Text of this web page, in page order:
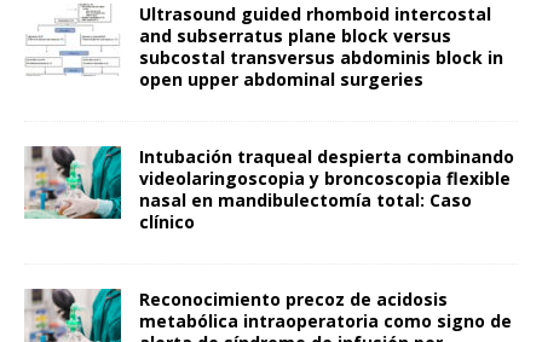
Ultrasound guided rhomboid intercostal
and subserratus plane block versus
subcostal transversus abdominis block in
open upper abdominal surgeries
Intubación traqueal despierta combinando
videolaringoscopia y broncoscopia flexible
nasal en mandibulectomía total: Caso
clínico
Reconocimiento precoz de acidosis
metabólica intraoperatoria como signo de